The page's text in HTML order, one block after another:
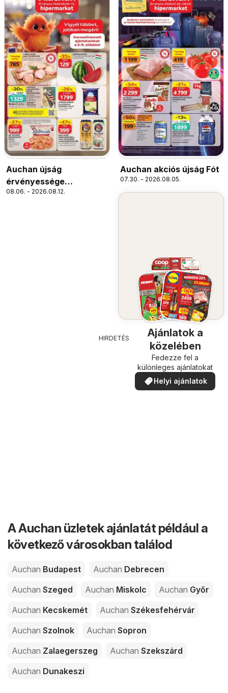
Auchan újság
érvényessége
2026.08.12 -ig
08.06. - 2026.08.12.
Auchan akciós újság Fót
07.30. - 2026.08.05.
Ajánlatok a
közelében
Fedezze fel a
különleges ajánlatokat
Helyi ajánlatok
HIRDETÉS
A Auchan üzletek ajánlatát például a
következő városokban találod
Auchan Budapest Auchan Debrecen
Auchan Szeged Auchan Miskolc Auchan Győr
Auchan Kecskemét Auchan Székesfehérvár
Auchan Szolnok Auchan Sopron
Auchan Zalaegerszeg Auchan Szekszárd
Auchan Dunakeszi